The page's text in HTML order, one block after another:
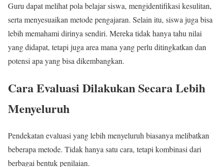
Guru dapat melihat pola belajar siswa, mengidentifikasi kesulitan,
serta menyesuaikan metode pengajaran. Selain itu, siswa juga bisa
lebih memahami dirinya sendiri. Mereka tidak hanya tahu nilai
yang didapat, tetapi juga area mana yang perlu ditingkatkan dan
potensi apa yang bisa dikembangkan.
Cara Evaluasi Dilakukan Secara Lebih
Menyeluruh
Pendekatan evaluasi yang lebih menyeluruh biasanya melibatkan
beberapa metode. Tidak hanya satu cara, tetapi kombinasi dari
berbagai bentuk penilaian.